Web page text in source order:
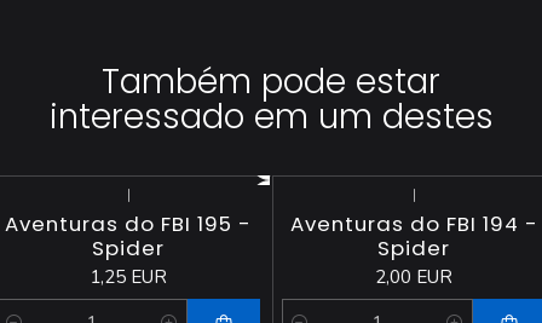
Também pode estar
interessado em um destes
|
Aventuras do FBI 195 -
Spider
1,25 EUR
|
Aventuras do FBI 194 -
Spider
2,00 EUR